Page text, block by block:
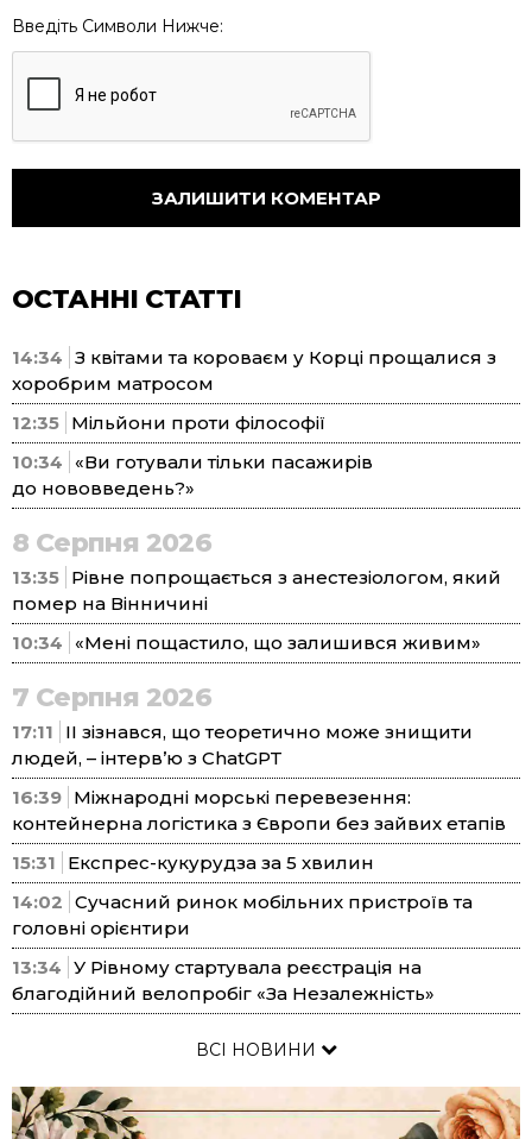
Введіть Символи Нижче:
ОСТАННІ СТАТТІ
14:34 З квітами та короваєм у Корці прощалися з
хоробрим матросом
12:35 Мільйони проти філософії
10:34
«Ви готували тільки пасажирів
до нововведень?»
8 Серпня 2026
13:35 Рівне попрощається з анестезіологом, який
помер на Вінничині
10:34
«Мені пощастило, що залишився живим»
7 Серпня 2026
17:11
ІІ зізнався, що теоретично може знищити
людей, – інтерв’ю з ChatGPT
16:39 Міжнародні морські перевезення:
контейнерна логістика з Європи без зайвих етапів
15:31
Експрес-кукурудза за 5 хвилин
14:02 Сучасний ринок мобільних пристроїв та
головні орієнтири
13:34 У Рівному стартувала реєстрація на
благодійний велопробіг «За Незалежність»
ВСІ НОВИНИ